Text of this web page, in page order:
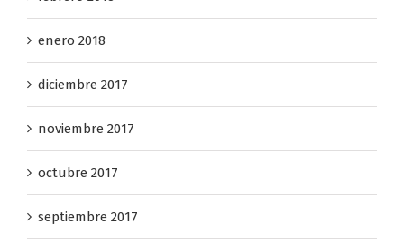
febrero 2018
enero 2018
diciembre 2017
noviembre 2017
octubre 2017
septiembre 2017